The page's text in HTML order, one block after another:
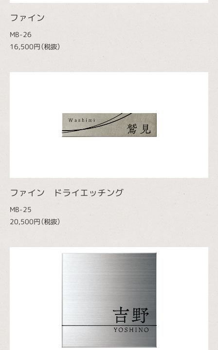
ファイン
MB-26
16,500円（税抜）
ファイン ドライエッチング
MB-25
20,500円（税抜）